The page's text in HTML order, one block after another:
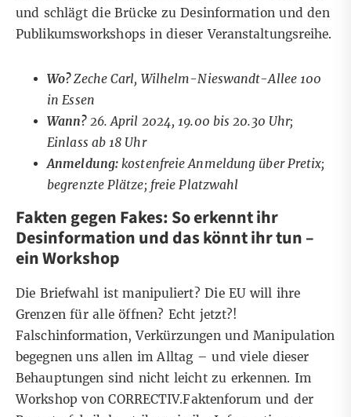
und schlägt die Brücke zu Desinformation und den
Publikumsworkshops in dieser Veranstaltungsreihe.
Wo?Zeche Carl, Wilhelm-Nieswandt-Allee 100
in Essen
Wann? 26. April 2024, 19.00 bis 20.30 Uhr;
Einlass ab 18 Uhr
Anmeldung: kostenfreie Anmeldung über Pretix;
begrenzte Plätze; freie Platzwahl
Fakten gegen Fakes: So erkennt ihr
Desinformation und das könnt ihr tun –
ein Workshop
Die Briefwahl ist manipuliert? Die EU will ihre
Grenzen für alle öffnen? Echt jetzt?!
Falschinformation, Verkürzungen und Manipulation
begegnen uns allen im Alltag – und viele dieser
Behauptungen sind nicht leicht zu erkennen. Im
Workshop von CORRECTIV.Faktenforum und der